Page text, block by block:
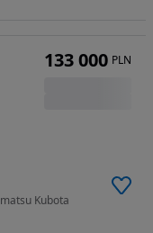
Kubota
133 000 PLN